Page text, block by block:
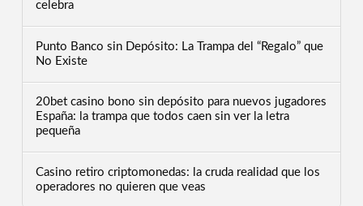
celebra
Punto Banco sin Depósito: La Trampa del “Regalo” que
No Existe
20bet casino bono sin depósito para nuevos jugadores
España: la trampa que todos caen sin ver la letra
pequeña
Casino retiro criptomonedas: la cruda realidad que los
operadores no quieren que veas